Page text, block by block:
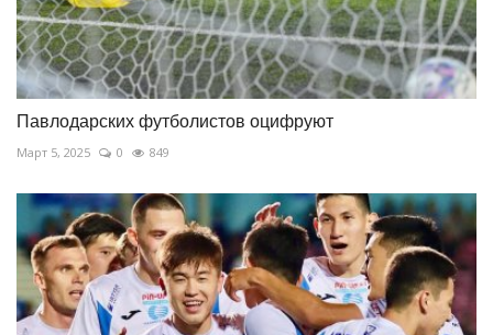
Павлодарских футболистов оцифруют
Март 5, 2025 0 849